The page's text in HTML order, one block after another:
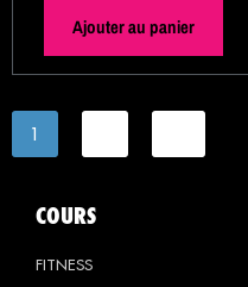
Ajouter au panier
1
COURS
FITNESS